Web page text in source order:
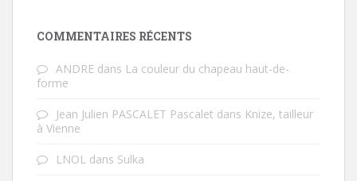
COMMENTAIRES RÉCENTS
ANDRE dans La couleur du chapeau haut-de-
forme
Jean Julien PASCALET Pascalet dans Knize, tailleur
à Vienne
LNOL dans Sulka